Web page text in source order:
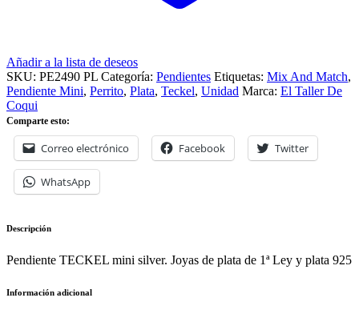
Añadir a la lista de deseos
SKU: PE2490 PL Categoría: Pendientes Etiquetas: Mix And Match,
Pendiente Mini, Perrito, Plata, Teckel, Unidad Marca: El Taller De
Coqui
Comparte esto:
Correo electrónico Facebook Twitter
WhatsApp
Descripción
Pendiente TECKEL mini silver. Joyas de plata de 1ª Ley y plata 925
Información adicional